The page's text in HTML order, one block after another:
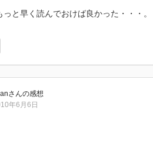
っと早く読んでおけば良かった・・・。
さんの感想
年6月6日